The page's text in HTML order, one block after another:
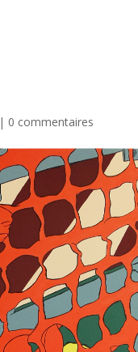
| 0 commentaires